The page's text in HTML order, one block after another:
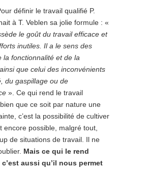
définir le travail qualifié P.
à T. Veblen sa jolie formule : «
le goût du travail efficace et
inutiles. Il a le sens des
la fonctionnalité et de la
que celui des inconvénients
du gaspillage ou de
». Ce qui rend le travail
que ce soit par nature une
c’est la possibilité de cultiver
encore possible, malgré tout,
de situations de travail. Il ne
Mais ce qui le rend
aussi qu’il nous permet